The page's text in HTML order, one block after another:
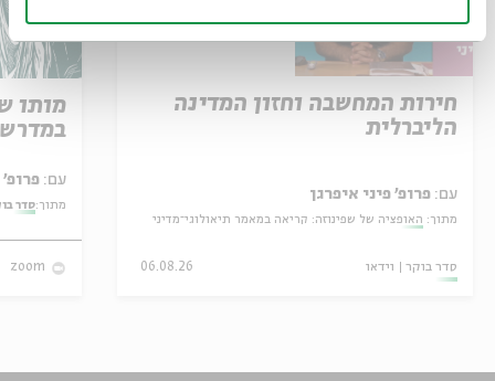
חירות המחשבה וחזון המדינה
הליברלית
עם: פרופ' פיני איפרגן
מתוך: האופציה של שפינוזה: קריאה במאמר תיאולוגי־מדיני
סדר בוקר וידאו 06.08.26
מותו
עם: פרופ' אביגדור שנאן
מתוך:סדר
zoom